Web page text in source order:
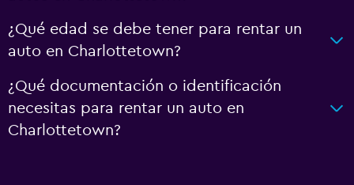
¿Qué edad se debe tener para rentar un
auto en Charlottetown?
¿Qué documentación o identificación
necesitas para rentar un auto en
Charlottetown?